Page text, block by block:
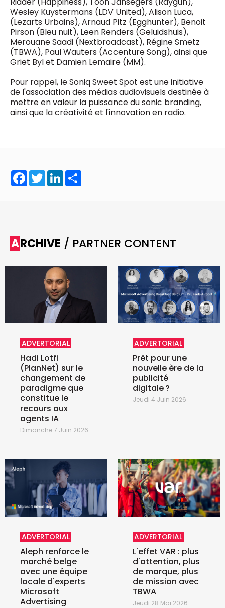
Wesley Kuystermans (LDV United), Alison Luca,
(Lezarts Urbains), Arnaud Pitz (Egghunter), Benoit
Pirson (Bleu nuit), Leen Renders (Geluidshuis),
Merouane Saadi (Nextbroadcast), Régine Smetz
(TBWA), Paul Wauters (Accenture Song), ainsi que
Griet Byl et Damien Lemaire (MM).
Pour rappel, le Soniq Sweet Spot est une initiative
de l'association des médias audiovisuels destinée à
mettre en valeur la puissance du sonic branding,
ainsi que la créativité et l'innovation en radio.
Facebook
TwitterLinkedIn
ARCHIVE / PARTNER CONTENT
ADVERTORIAL
Hadi Lotfi
(PlanNet) sur le
changement de
paradigme que
constitue le
recours aux
agents IA
Dimanche 7 Juin 2026
ADVERTORIAL
Prêt pour une
nouvelle ère de la
publicité
digitale ?
Jeudi 4 Juin 2026
ADVERTORIAL
Aleph renforce le
marché belge
avec une équipe
locale d'experts
Microsoft
Advertising
ADVERTORIAL
L'effet VAR : plus
d'attention, plus
de marque, plus
de mission avec
TBWA
Jeudi 28 Mai 2026